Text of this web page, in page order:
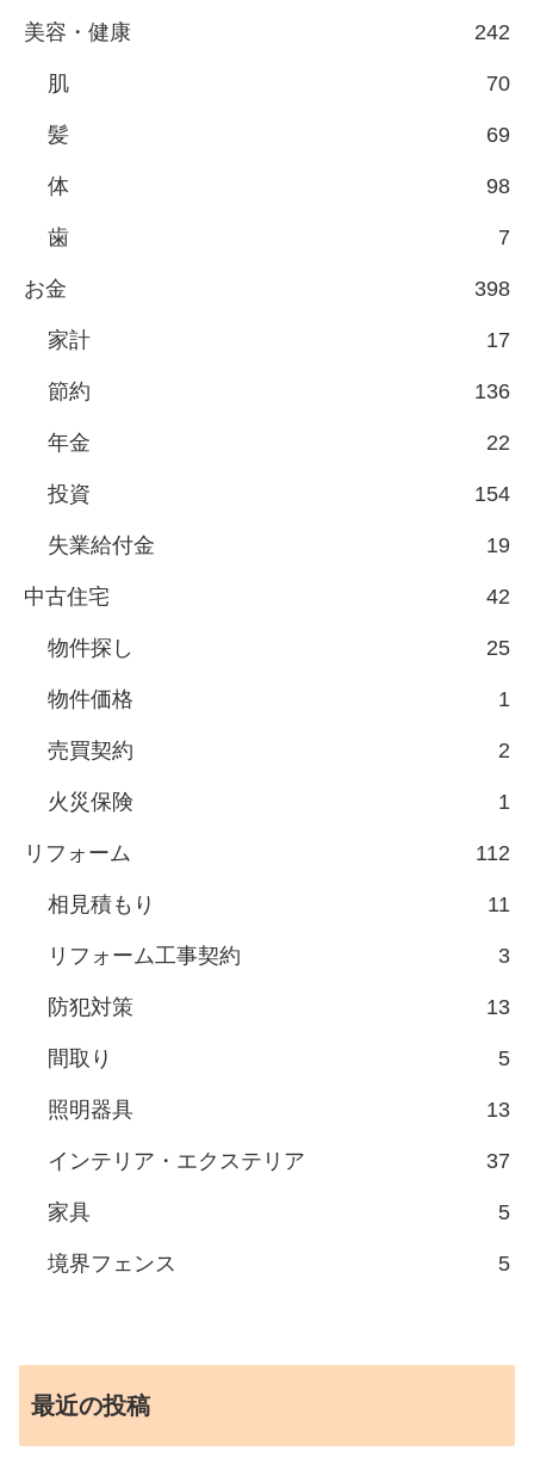
美容・健康 242
肌 70
髪 69
体 98
歯 7
お金 398
家計 17
節約 136
年金 22
投資 154
失業給付金 19
中古住宅 42
物件探し 25
物件価格 1
売買契約 2
火災保険 1
リフォーム 112
相見積もり 11
リフォーム工事契約 3
防犯対策 13
間取り 5
照明器具 13
インテリア・エクステリア 37
家具 5
境界フェンス 5
最近の投稿